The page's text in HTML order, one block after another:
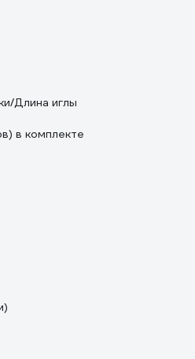
Длина иглы
в комплекте